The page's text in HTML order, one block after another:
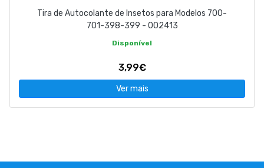
Tira de Autocolante de Insetos para Modelos 700-
701-398-399 - 002413
Disponível
3,99€
Ver mais